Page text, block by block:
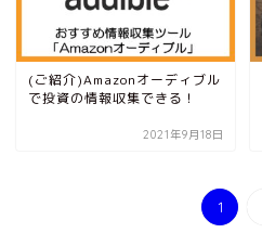
(ご紹介)Amazonオーディブル
で投資の情報収集できる！
2021年9月18日
1